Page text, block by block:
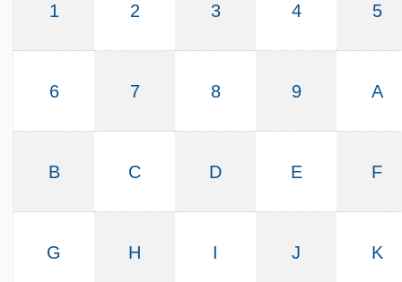
1 2 3 4 5
6 7 8 9 A
B C D E F
G H I J K